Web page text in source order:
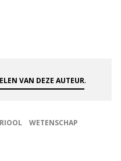
VAN DEZE AUTEUR.
RIOOL WETENSCHAP